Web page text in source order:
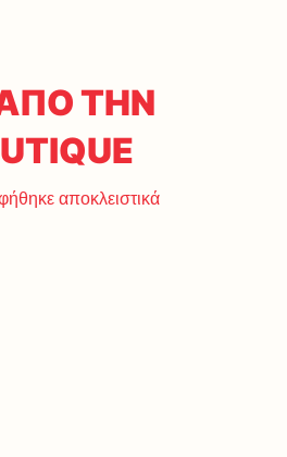
ΤΗΝ
αποκλειστικά